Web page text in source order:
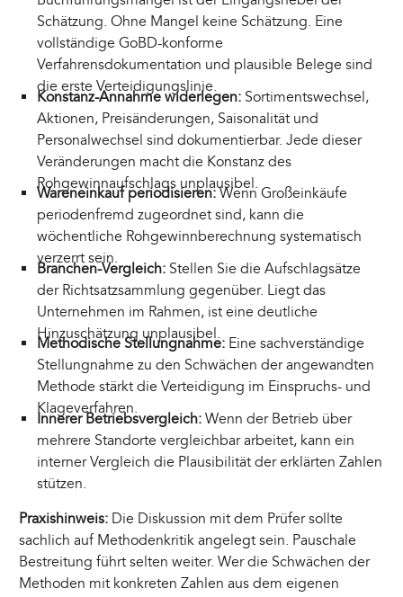
Schätzung. Ohne Mangel keine Schätzung. Eine
vollständige GoBD-konforme
Verfahrensdokumentation und plausible Belege sind
die erste Verteidigungslinie.
Konstanz-Annahme widerlegen:Sortimentswechsel,
Aktionen, Preisänderungen, Saisonalität und
Personalwechsel sind dokumentierbar. Jede dieser
Veränderungen macht die Konstanz des
Rohgewinnaufschlags unplausibel.
Wareneinkauf periodisieren:Wenn Großeinkäufe
periodenfremd zugeordnet sind, kann die
wöchentliche Rohgewinnberechnung systematisch
verzerrt sein.
Branchen-Vergleich:Stellen Sie die Aufschlagsätze
der Richtsatzsammlung gegenüber. Liegt das
Unternehmen im Rahmen, ist eine deutliche
Hinzuschätzung unplausibel.
Methodische Stellungnahme:Eine sachverständige
Stellungnahme zu den Schwächen der angewandten
Methode stärkt die Verteidigung im Einspruchs- und
Klageverfahren.
Innerer Betriebsvergleich:Wenn der Betrieb über
mehrere Standorte vergleichbar arbeitet, kann ein
interner Vergleich die Plausibilität der erklärten Zahlen
stützen.
Praxishinweis: Die Diskussion mit dem Prüfer sollte
sachlich auf Methodenkritik angelegt sein. Pauschale
Bestreitung führt selten weiter. Wer die Schwächen der
Methoden mit konkreten Zahlen aus dem eigenen